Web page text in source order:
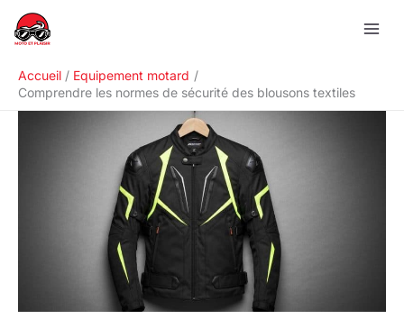
Accueil
Equipement motard
Comprendre les normes de sécurité des blousons textiles
R
e
h
e